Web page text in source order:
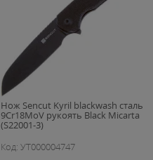
Нож Sencut Kyril blackwash сталь
9Cr18MoV рукоять Black Micarta
(S22001-3)
Код: УТ000004747